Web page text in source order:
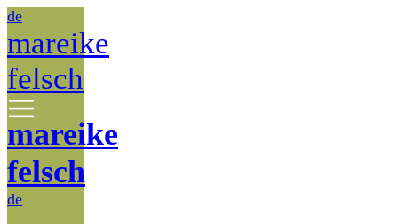
de
mareike
felsch
mareike
felsch
de